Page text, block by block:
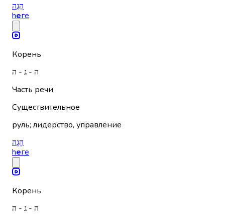
הֶגֶה
hеге
Корень
ה - ג - ה
Часть речи
Существительное
руль; лидерство, управление
הֶגֶה
hеге
Корень
ה - ג - ה